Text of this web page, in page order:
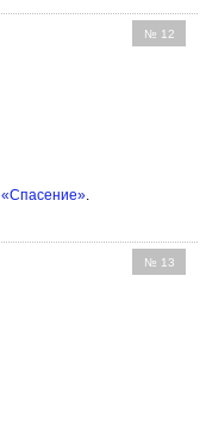
№ 12
«Спасение».
№ 13